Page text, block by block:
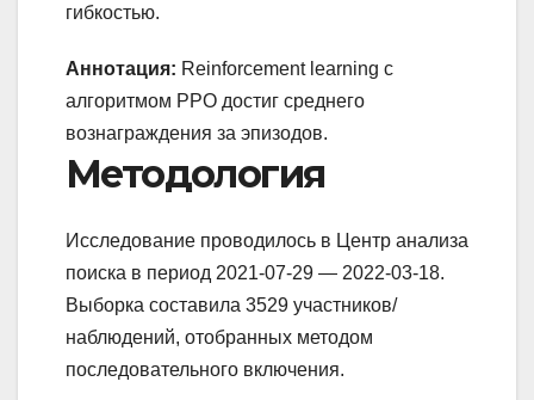
гибкостью.
Аннотация: Reinforcement learning с
алгоритмом PPO достиг среднего
вознаграждения за эпизодов.
Методология
Исследование проводилось в Центр анализа
поиска в период 2021-07-29 — 2022-03-18.
Выборка составила 3529 участников/
наблюдений, отобранных методом
последовательного включения.